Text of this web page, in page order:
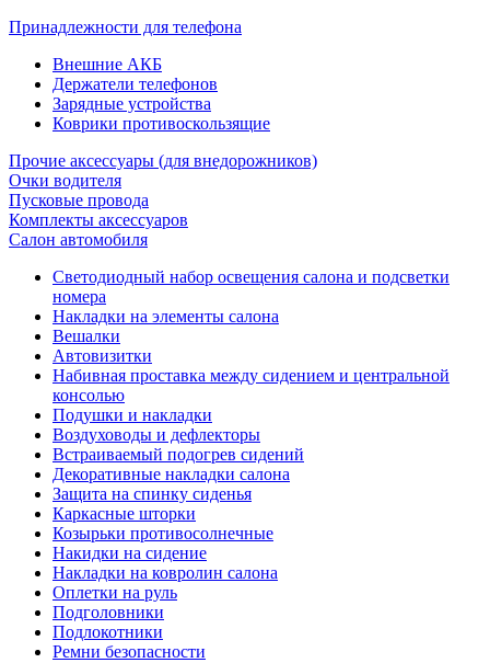
Принадлежности для телефона
Внешние АКБ
Держатели телефонов
Зарядные устройства
Коврики противоскользящие
Прочие аксессуары (для внедорожников)
Очки водителя
Пусковые провода
Комплекты аксессуаров
Салон автомобиля
Светодиодный набор освещения салона и подсветки
номера
Накладки на элементы салона
Вешалки
Автовизитки
Набивная проставка между сидением и центральной
консолью
Подушки и накладки
Воздуховоды и дефлекторы
Встраиваемый подогрев сидений
Декоративные накладки салона
Защита на спинку сиденья
Каркасные шторки
Козырьки противосолнечные
Накидки на сидение
Накладки на ковролин салона
Оплетки на руль
Подголовники
Подлокотники
Ремни безопасности